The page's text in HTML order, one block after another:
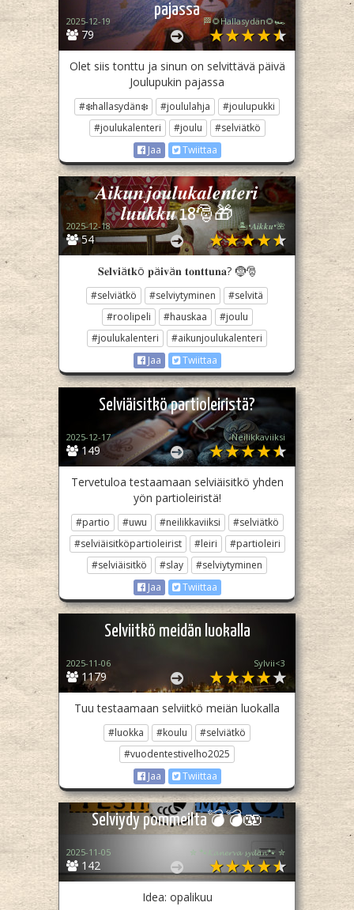
pajassa
79
2025-12-19 🏁🌻Hallasydän🌻🏎️
Olet siis tonttu ja sinun on selvittävä päivä
Joulupukin pajassa
#❄️hallasydän❄️ #joululahja
#joulupukki
#joulukalenteri
#joulu
#selviätkö
Jaa
Twiittaa
𝑨𝒊𝒌𝒖𝒏 𝒋𝒐𝒖𝒍𝒖𝒌𝒂𝒍𝒆𝒏𝒕𝒆𝒓𝒊
𝒍𝒖𝒖𝒌𝒌𝒖 18🎅🎁
54
2025-12-18 🏝️•𝑨𝒊𝒌𝒌𝒖•🌺
𝐒𝐞𝐥𝐯𝐢ä𝐭𝐤ö 𝐩ä𝐢𝐯ä𝐧 𝐭𝐨𝐧𝐭𝐭𝐮𝐧𝐚? 🤶🎅
#selviätkö #selviytyminen
#selvitä
#roolipeli
#hauskaa
#joulu
#joulukalenteri
#aikunjoulukalenteri
Jaa
Twiittaa
Selviäisitkö partioleiristä?
149
2025-12-17 Neilikkaviiksi
Tervetuloa testaamaan selviäisitkö yhden
yön partioleiristä!
#partio #uwu #neilikkaviiksi
#selviätkö
#selviäisitköpartioleirist
#leiri
#partioleiri
#selviäisitkö
#slay
#selviytyminen
Jaa
Twiittaa
Selviitkö meidän luokalla
1179
2025-11-06 Sylvii<3
Tuu testaamaan selviitkö meiän luokalla
#luokka #koulu
#selviätkö
#vuodentestivelho2025
Jaa
Twiittaa
Selviydy pommeilta💣💣🫨
142
2025-11-05 ✮ 🐾𝓚𝓪𝓷𝓮𝓻𝓿𝓪 𝓼𝔂𝓭ä𝓷🐾 ✮
Idea: opalikuu